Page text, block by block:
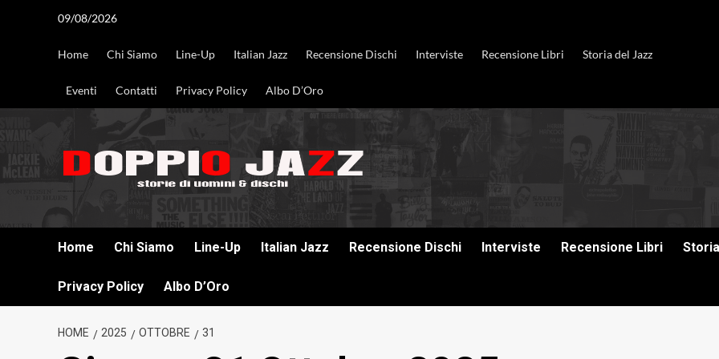
09/08/2026
Home Chi Siamo Line-Up Italian Jazz Recensione Dischi Interviste Recensione Libri Storia del Jazz
Eventi Contatti Privacy Policy Albo D’Oro
Home Chi Siamo Line-Up Italian Jazz Recensione Dischi Interviste Recensione Libri
Privacy Policy Albo D’Oro
HOME 2025 OTTOBRE 31